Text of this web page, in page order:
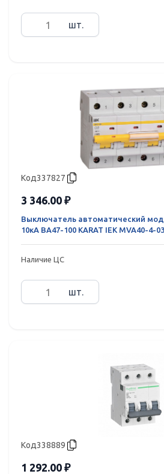
шт.
Код337827
3 346.00 ₽
Выключатель автоматический
10кА ВА47-100 KARAT IEK MVA40-4-
Наличие ЦС
шт.
Код338889
1 292.00 ₽